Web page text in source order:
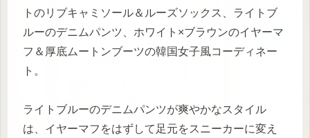
トのリブキャミソール＆ルーズソックス、ライトブ
ルーのデニムパンツ、ホワイト×ブラウンのイヤーマ
フ＆厚底ムートンブーツの韓国女子風コーディネー
ト。
ライトブルーのデニムパンツが爽やかなスタイル
は、イヤーマフをはずして足元をスニーカーに変え